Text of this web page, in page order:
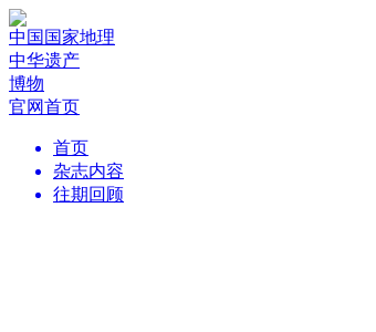
中国国家地理
中华遗产
博物
官网首页
首页
杂志内容
往期回顾